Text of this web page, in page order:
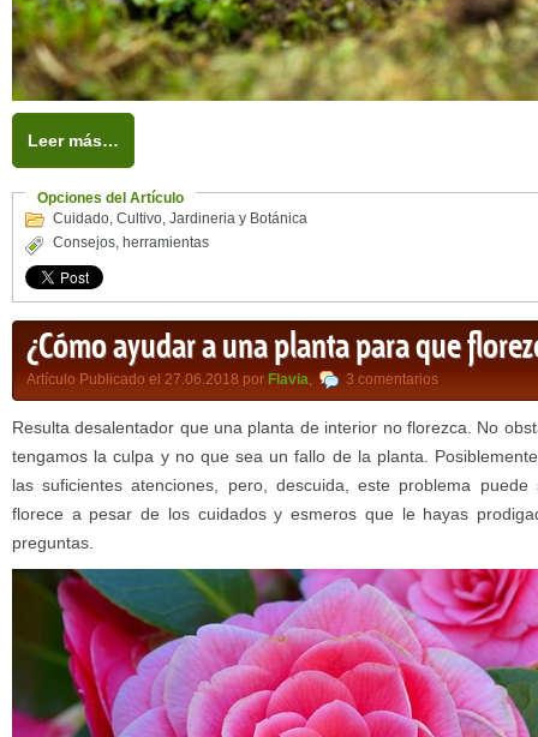
Leer más…
Opciones del Artículo
Cuidado, Cultivo, Jardineria y Botánica
Consejos, herramientas
¿Cómo ayudar a una planta para que
Artículo Publicado el 27.06.2018 por Flavia, 3 comentarios
Resulta desalentador que una planta de interior no florezca. No
tengamos la culpa y no que sea un fallo de la planta.
las suficientes atenciones, pero, descuida, este problema
florece a pesar de los cuidados y esmeros que le hayas
preguntas.